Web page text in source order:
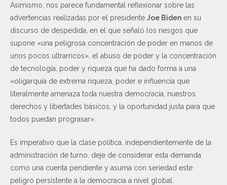
Asimismo, nos parece fundamental reflexionar sobre las
advertencias realizadas por el presidente Joe Biden en su
discurso de despedida, en el que señaló los riesgos que
supone «una peligrosa concentración de poder en manos de
unos pocos ultrarricos», el abuso de poder y la concentración
de tecnología, poder y riqueza que ha dado forma a una
«oligarquía de extrema riqueza, poder e influencia que
literalmente amenaza toda nuestra democracia, nuestros
derechos y libertades básicos, y la oportunidad justa para que
todos puedan prograsar».
Es imperativo que la clase política, independientemente de la
administración de turno, deje de considerar esta demanda
como una cuenta pendiente y asuma con seriedad este
peligro persistente a la democracia a nivel global.